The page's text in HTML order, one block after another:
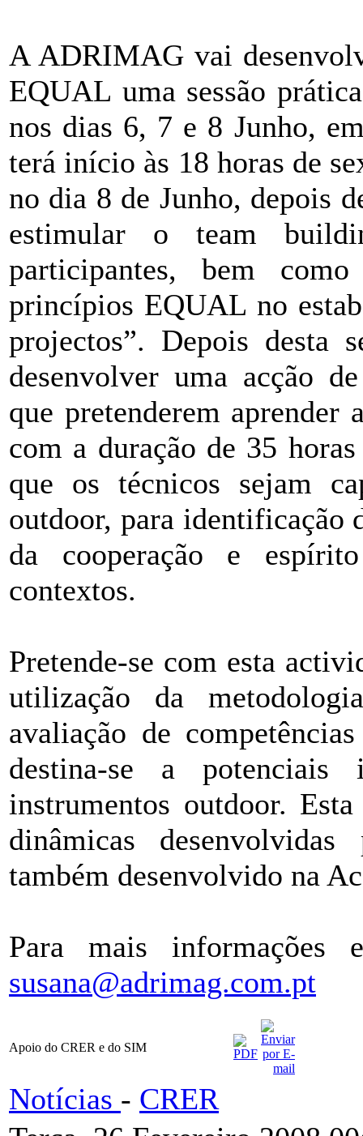
A ADRIMAG vai
EQUAL uma sessão
nos dias 6, 7 e 8 Junho,
terá início às 18 horas de
no dia 8 de Junho, depois
estimular o team
participantes, bem
princípios EQUAL no
projectos”. Depois desta
desenvolver uma acção
que pretenderem aprender
com a duração de 35
que os técnicos sejam
outdoor, para identificação
da cooperação e
contextos.
Pretende-se com esta
utilização da
avaliação de
destina-se a potenciais
instrumentos outdoor.
dinâmicas
também desenvolvido na
Para mais informações
susana@adrimag.com.pt
Apoio do CRER e do SIM
Notícias - CRER